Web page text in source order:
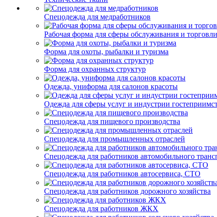
Спецодежда для медработников
Рабочая форма для сферы обслуживания и торговли
Форма для охоты, рыбалки и туризма
Форма для охранных структур
Одежда, униформа для салонов красоты
Одежда для сферы услуг и индустрии
Спецодежда для пищевого производства
Спецодежда для промышленных отраслей
Спецодежда для работников автомобильного
Спецодежда для работников автосервиса, СТО
Спецодежда для работников дорожного хозяйства
Спецодежда для работников ЖКХ